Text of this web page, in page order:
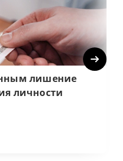
лишение
личности
Next